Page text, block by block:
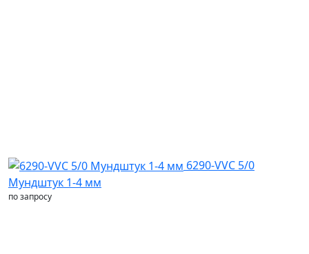
6290-VVC 5/0
Мундштук 1-4 мм
по запросу